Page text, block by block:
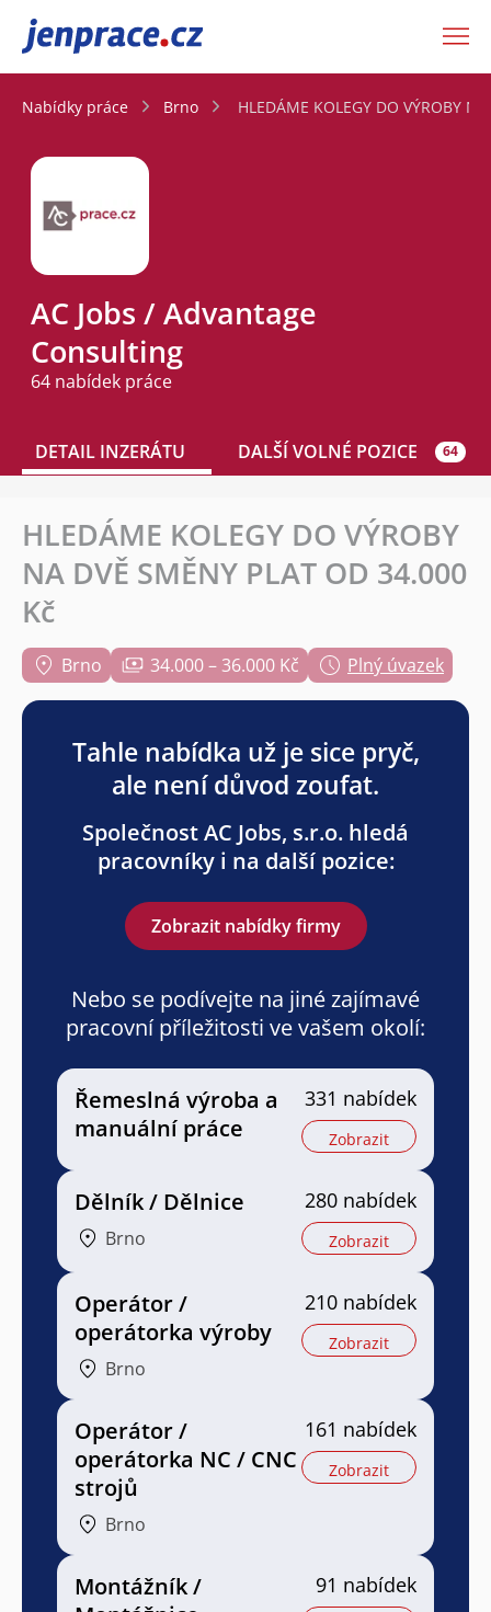
JenPráce.cz
Nabídky práce Brno HLEDÁME KOLEGY DO VÝROBY
AC Jobs / Advantage
Consulting
64 nabídek práce
DETAIL INZERÁTU DALŠÍ VOLNÉ POZICE 64
HLEDÁME KOLEGY DO VÝROBY
NA DVĚ SMĚNY PLAT OD 34.000
Kč
Brno 34.000 – 36.000 Kč Plný úvazek
Tahle nabídka už je sice pryč,
ale není důvod zoufat.
Společnost AC Jobs, s.r.o. hledá
pracovníky i na další pozice:
Zobrazit nabídky firmy
Nebo se podívejte na jiné zajímavé
pracovní příležitosti ve vašem okolí:
Řemeslná výroba a
manuální práce
331 nabídek
Zobrazit
Dělník / Dělnice
Brno
280 nabídek
Zobrazit
Operátor /
operátorka výroby
Brno
210 nabídek
Zobrazit
Operátor /
operátorka NC / CNC
strojů
Brno
161 nabídek
Zobrazit
Montážník /
91 nabídek